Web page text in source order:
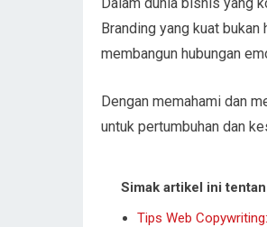
Branding yang kuat
membangun hubungan
Dengan memahami dan
untuk pertumbuhan dan
Simak artikel ini
Tips Web